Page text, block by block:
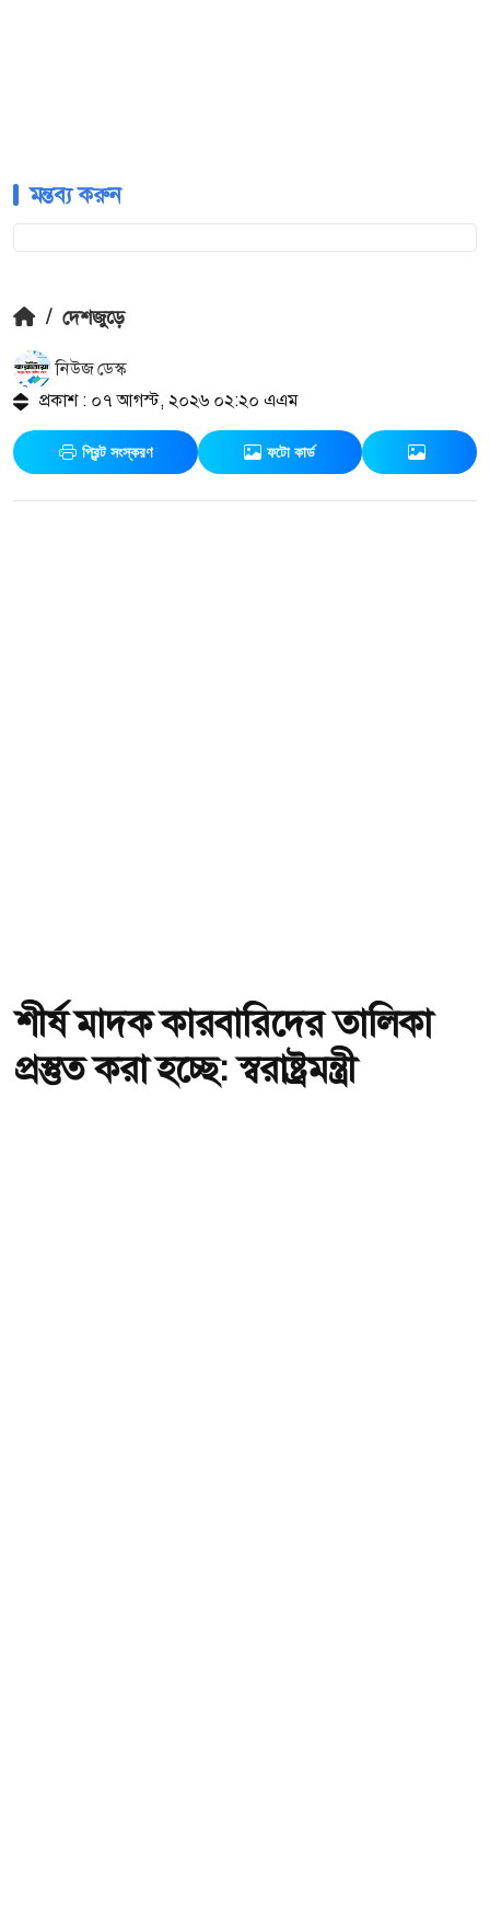
মন্তব্য করুন
/ দেশজুড়ে
নিউজ ডেস্ক
প্রকাশ : ০৭ আগস্ট, ২০২৬ ০২:২০ এএম
প্রিন্ট সংস্করণ ফটো কার্ড
শীর্ষ মাদক কারবারিদের তালিকা
প্রস্তুত করা হচ্ছে: স্বরাষ্ট্রমন্ত্রী